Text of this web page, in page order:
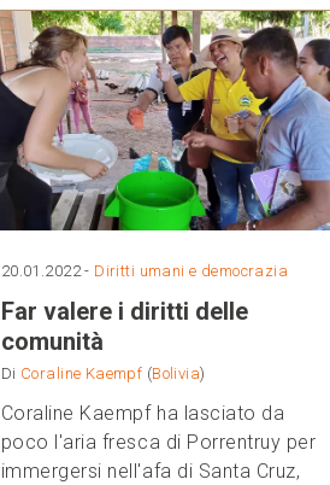
20.01.2022 - Diritti umani e democrazia
Far valere i diritti delle
comunità
Di Coraline Kaempf (Bolivia)
Coraline Kaempf ha lasciato da
poco l'aria fresca di Porrentruy per
immergersi nell'afa di Santa Cruz,